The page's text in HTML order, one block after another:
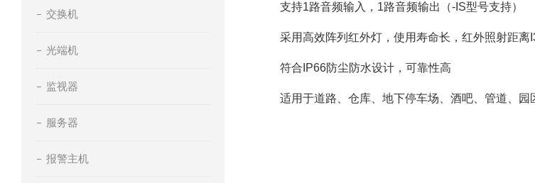
交换机
光端机
监视器
服务器
报警主机
支持1路音频输入，1路音频输出（-IS型号支持）
采用高效阵列红外灯，使用寿命长，红外照射距离
符合IP66防尘防水设计，可靠性高
适用于道路、仓库、地下停车场、酒吧、管道、园